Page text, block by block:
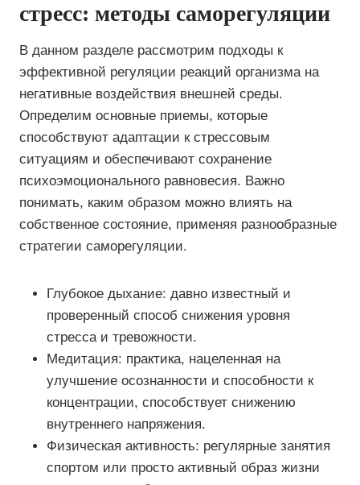
стресс: методы саморегуляции
В данном разделе рассмотрим подходы к
эффективной регуляции реакций организма на
негативные воздействия внешней среды.
Определим основные приемы, которые
способствуют адаптации к стрессовым
ситуациям и обеспечивают сохранение
психоэмоционального равновесия. Важно
понимать, каким образом можно влиять на
собственное состояние, применяя разнообразные
стратегии саморегуляции.
Глубокое дыхание: давно известный и
проверенный способ снижения уровня
стресса и тревожности.
Медитация: практика, нацеленная на
улучшение осознанности и способности к
концентрации, способствует снижению
внутреннего напряжения.
Физическая активность: регулярные занятия
спортом или просто активный образ жизни